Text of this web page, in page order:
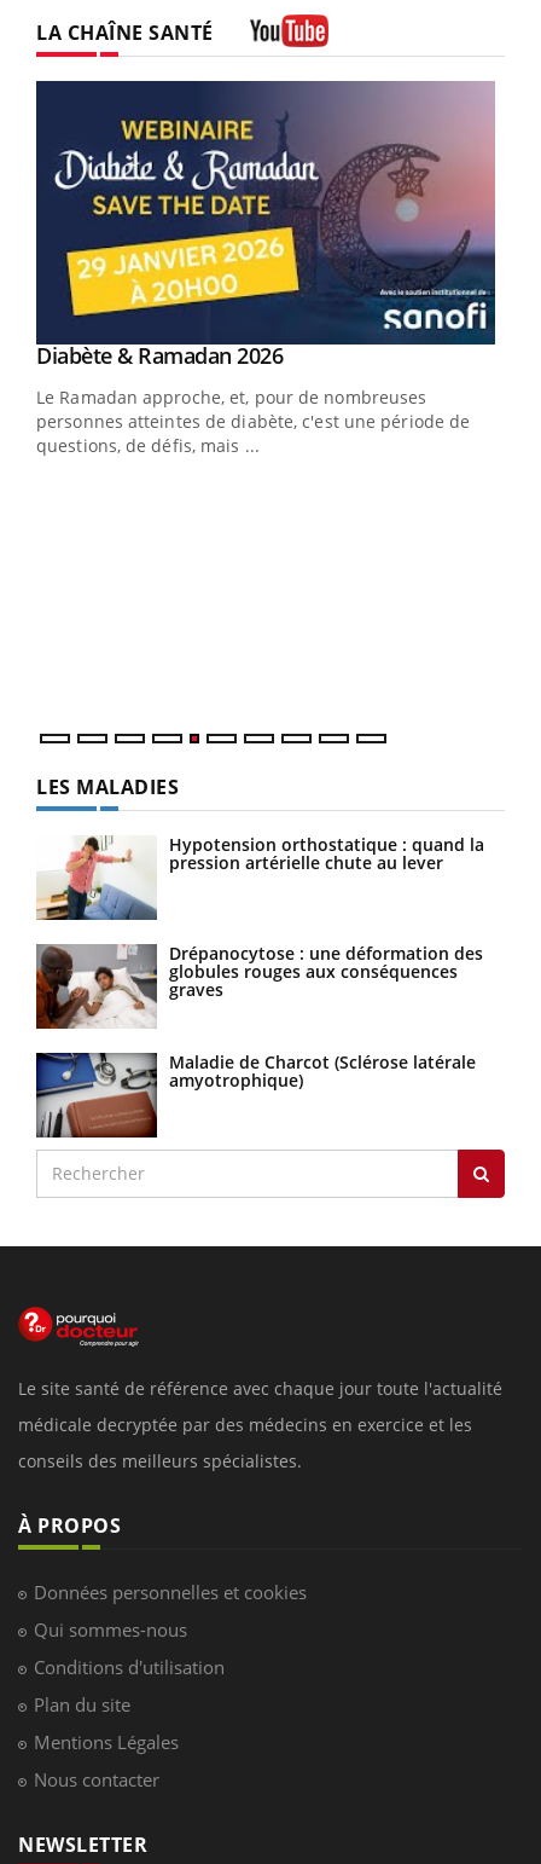
LA CHAÎNE SANTÉ
Youtube
Diabète & Ramadan 2026Youtube
Le Ramadan approche, et, pour de nombreuses
personnes atteintes de diabète, c'est une période de
questions, de défis, mais ...
LES MALADIES
Hypotension orthostatique : quand la
pression artérielle chute au lever
Drépanocytose : une déformation des
globules rouges aux conséquences
graves
Maladie de Charcot (Sclérose latérale
amyotrophique)
Le site santé de référence avec chaque jour toute l'actualité
médicale decryptée par des médecins en exercice et les
conseils des meilleurs spécialistes.
À PROPOS
Données personnelles et cookies
Qui sommes-nous
Conditions d'utilisation
Plan du site
Mentions Légales
Nous contacter
NEWSLETTER